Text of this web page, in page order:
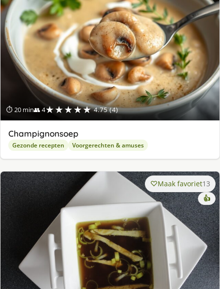
⏱ 20 min👥 4★★★★★ 4.75 (4)
Champignonsoep
Gezonde recepten Voorgerechten & amuses
Maak favoriet13
👍